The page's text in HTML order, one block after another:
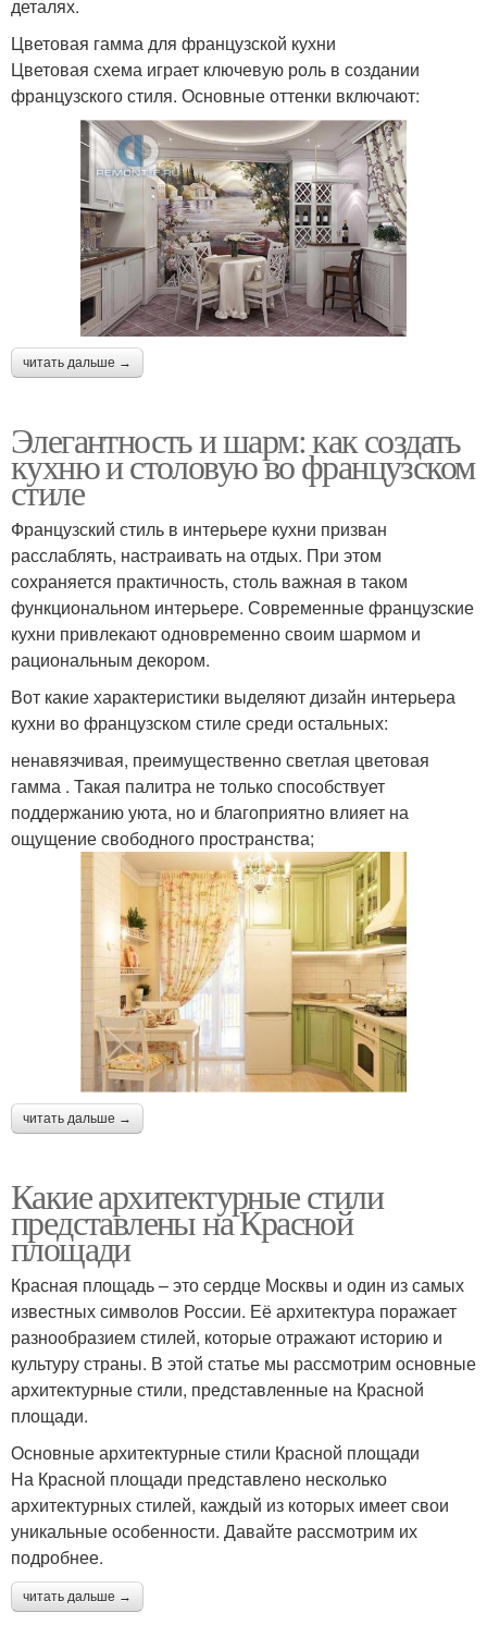
деталях.
Цветовая гамма для французской кухни
Цветовая схема играет ключевую роль в создании
французского стиля. Основные оттенки включают:
читать дальше →
Элегантность и шарм: как создать
кухню и столовую во французском
стиле
Французский стиль в интерьере кухни призван
расслаблять, настраивать на отдых. При этом
сохраняется практичность, столь важная в таком
функциональном интерьере. Современные французские
кухни привлекают одновременно своим шармом и
рациональным декором.
Вот какие характеристики выделяют дизайн интерьера
кухни во французском стиле среди остальных:
ненавязчивая, преимущественно светлая цветовая
гамма . Такая палитра не только способствует
поддержанию уюта, но и благоприятно влияет на
ощущение свободного пространства;
читать дальше →
Какие архитектурные стили
представлены на Красной
площади
Красная площадь – это сердце Москвы и один из самых
известных символов России. Её архитектура поражает
разнообразием стилей, которые отражают историю и
культуру страны. В этой статье мы рассмотрим основные
архитектурные стили, представленные на Красной
площади.
Основные архитектурные стили Красной площади
На Красной площади представлено несколько
архитектурных стилей, каждый из которых имеет свои
уникальные особенности. Давайте рассмотрим их
подробнее.
читать дальше →